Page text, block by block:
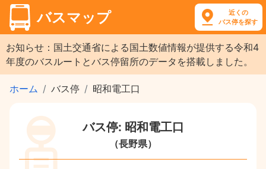
バスマップ
近くの
バス停を探す
お知らせ：国土交通省による国土数値情報が提供する令和4
年度のバスルートとバス停留所のデータを搭載しました。
ホーム バス停 昭和電工口
バス停: 昭和電工口
（長野県）